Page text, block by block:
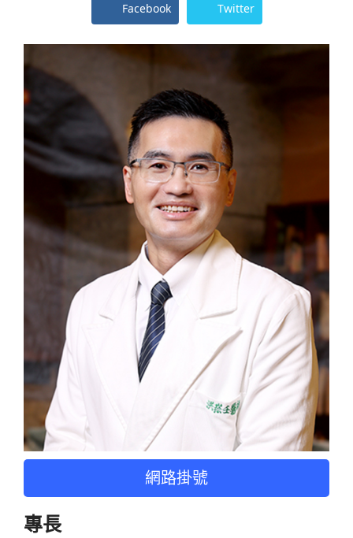
Facebook Twitter
網路掛號
專長